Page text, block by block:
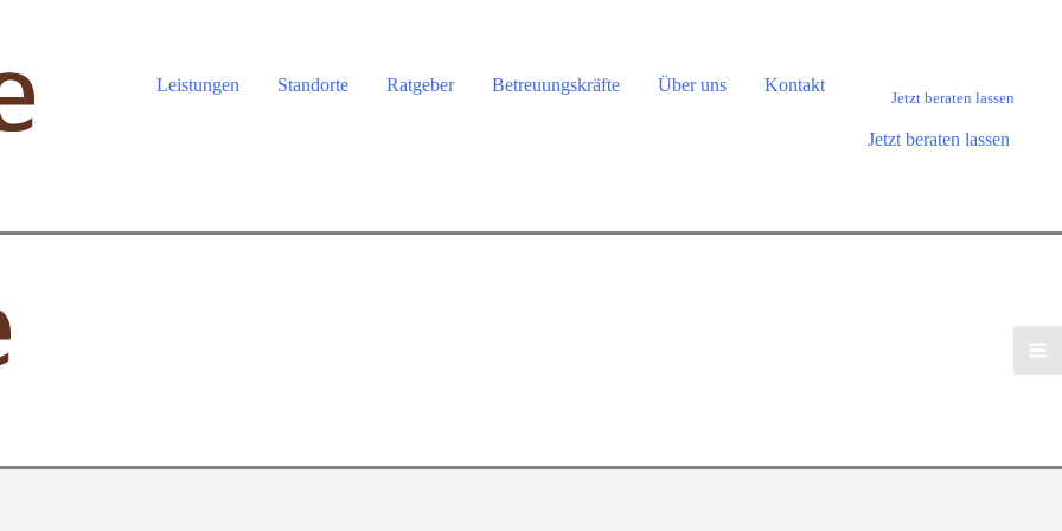
Leistungen Standorte Ratgeber Betreuungskräfte Über uns Kontakt
Jetzt beraten lassen
Jetzt beraten lassen